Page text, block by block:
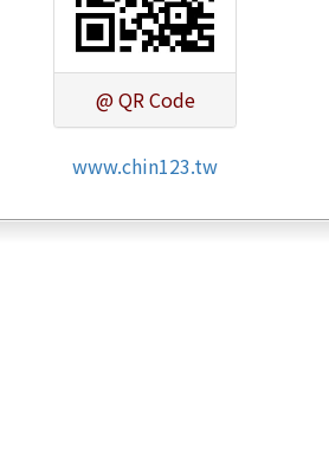
@ QR Code
www.chin123.tw